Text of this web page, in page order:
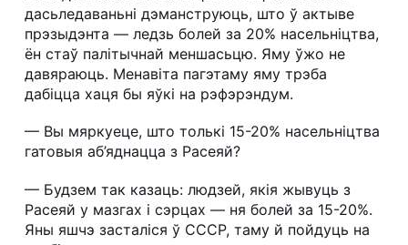
дасьледаваньні дэманструюць, што ў актыве
прэзыдэнта — ледзь болей за 20% насельніцтва,
ён стаў палітычнай меншасьцю. Яму ўжо не
давяраюць. Менавіта пагэтаму яму трэба
дабіцца хаця бы яўкі на рэфэрэндум.
— Вы мяркуеце, што толькі 15-20% насельніцтва
гатовыя аб’яднацца з Расеяй?
— Будзем так казаць: людзей, якія жывуць з
Расеяй у мазгах і сэрцах — ня болей за 15-20%.
Яны яшчэ засталіся ў СССР, таму й пойдуць на